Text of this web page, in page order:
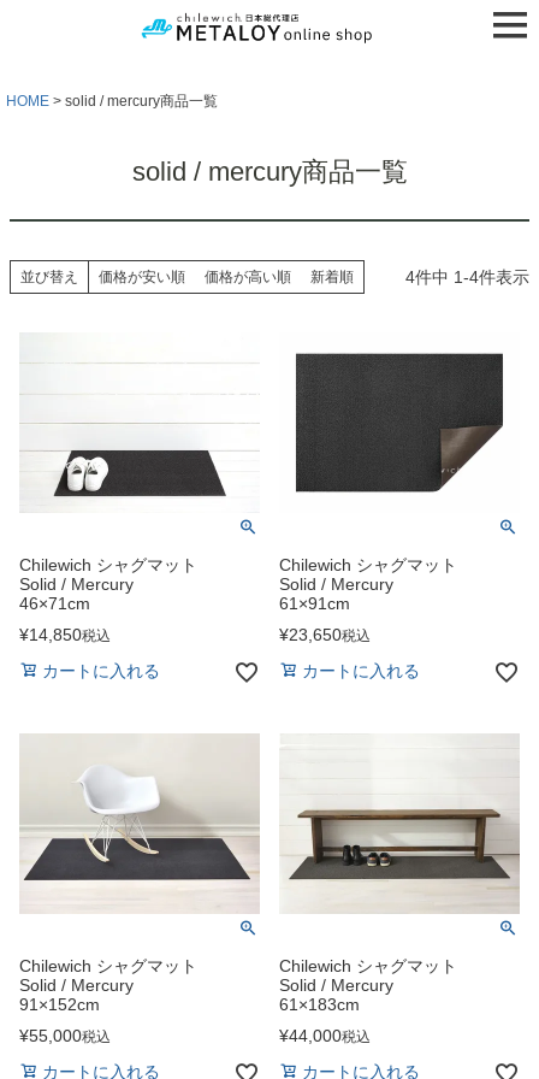
HOME solid / mercury商品一覧
solid / mercury商品一覧
並び替え 価格が安い順 価格が高い順 新着順 4件中 1-4件表示
Chilewich シャグマット
Solid / Mercury
46×71cm
¥14,850税込
カートに入れる
Chilewich シャグマット
Solid / Mercury
61×91cm
¥23,650税込
カートに入れる
Chilewich シャグマット
Solid / Mercury
91×152cm
¥55,000税込
カートに入れる
Chilewich シャグマット
Solid / Mercury
61×183cm
¥44,000税込
カートに入れる